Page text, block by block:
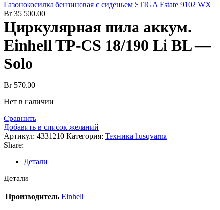
Газонокосилка бензиновая с сиденьем STIGA Estate 9102 WX
Br35 500.00
Циркулярная пила аккум.
Einhell TP-CS 18/190 Li BL —
Solo
Br570.00
Нет в наличии
Сравнить
Добавить в список желаний
Артикул: 4331210 Категория: Техника husqvarna
Share:
Детали
Детали
Производитель Einhell